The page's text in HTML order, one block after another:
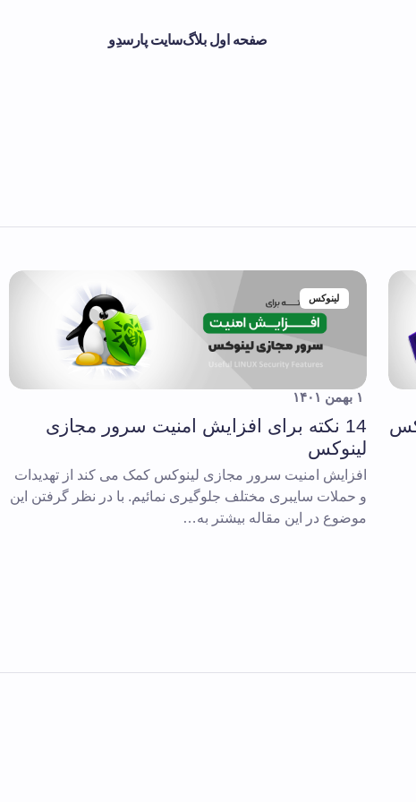
صفحه اول بلاگسایت پارسدِو
لینوکس
۱ بهمن ۱۴۰۱
14 نکته برای افزایش امنیت سرور مجازی
لینوکس
افزایش امنیت سرور مجازی لینوکس کمک می کند از تهدیدات
و حملات سایبری مختلف جلوگیری نمائیم. با در نظر گرفتن این
موضوع در این مقاله بیشتر به…